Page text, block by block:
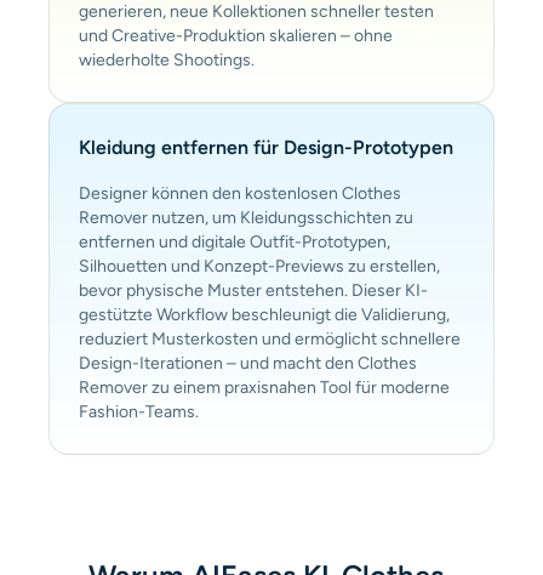
generieren, neue Kollektionen schneller testen
und Creative-Produktion skalieren – ohne
wiederholte Shootings.
Kleidung entfernen für Design-Prototypen
Designer können den kostenlosen Clothes
Remover nutzen, um Kleidungsschichten zu
entfernen und digitale Outfit-Prototypen,
Silhouetten und Konzept-Previews zu erstellen,
bevor physische Muster entstehen. Dieser KI-
gestützte Workflow beschleunigt die Validierung,
reduziert Musterkosten und ermöglicht schnellere
Design-Iterationen – und macht den Clothes
Remover zu einem praxisnahen Tool für moderne
Fashion-Teams.